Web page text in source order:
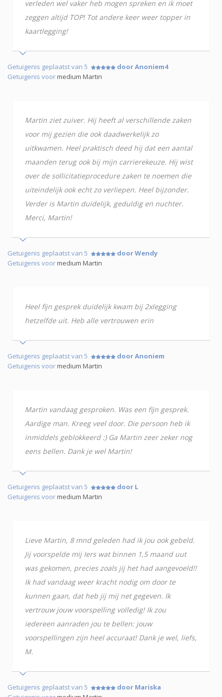
verleden wel vaker heb mogen spreken en ik moet
zeggen altijd TOP! Tot andere keer weer topper in
kaartlegging!
Getuigenis geplaatst van 5
door Anoniem4
Getuigenis voormedium Martin
Martin ziet zuiver. Hij heeft al verschillende zaken
voor mij gezien die ook daadwerkelijk zo
uitkwamen. Heel praktisch deed hij dat een aantal
maanden terug ook bij mijn carrierekeuze. Hij wist
over de sollicitatieprocedure zaken te noemen die
uiteindelijk ook echt zo verliepen. Heel bijzonder.
Verder is Martin duidelijk, geduldig en nuchter.
Merci, Martin!
Getuigenis geplaatst van 5
door Wendy
Getuigenis voormedium Martin
Heel fijn gesprek duidelijk kwam bij 2xlegging
hetzelfde uit. Heb alle vertrouwen erin
Getuigenis geplaatst van 5
door Anoniem
Getuigenis voormedium Martin
Martin vandaag gesproken. Was een fijn gesprek.
Aardige man. Kreeg veel door. Die persoon heb ik
inmiddels geblokkeerd :) Ga Martin zeer zeker nog
eens bellen. Dank je wel Martin!
Getuigenis geplaatst van 5
door L
Getuigenis voormedium Martin
Lieve Martin, 8 mnd geleden had ik jou ook gebeld.
Jij voorspelde mij Iers wat binnen 1,5 maand uut
was gekomen, precies zoals jij het had aangevoeld!!
Ik had vandaag weer kracht nodig om door te
kunnen gaan, dat heb jij mij net gegeven. Ik
vertrouw jouw voorspelling volledig! Ik zou
iedereen aanraden jou te bellen: jouw
voorspellingen zijn heel accuraat! Dank je wel, liefs,
M.
Getuigenis geplaatst van 5
door Mariska